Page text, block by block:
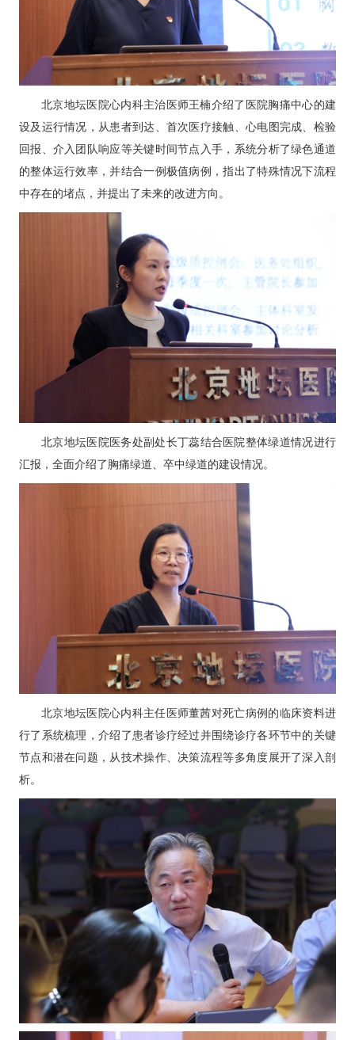
北京地坛医院心内科主治医师王楠介绍了医院胸痛中心的建
设及运行情况，从患者到达、首次医疗接触、心电图完成、检验
回报、介入团队响应等关键时间节点入手，系统分析了绿色通道
的整体运行效率，并结合一例极值病例，指出了特殊情况下流程
中存在的堵点，并提出了未来的改进方向。
北京地坛医院医务处副处长丁蕊结合医院整体绿道情况进行
汇报，全面介绍了胸痛绿道、卒中绿道的建设情况。
北京地坛医院心内科主任医师董茜对死亡病例的临床资料进
行了系统梳理，介绍了患者诊疗经过并围绕诊疗各环节中的关键
节点和潜在问题，从技术操作、决策流程等多角度展开了深入剖
析。